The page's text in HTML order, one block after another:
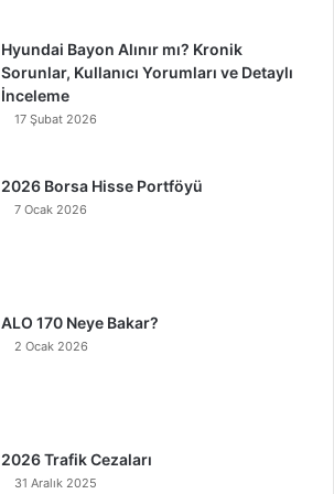
Hyundai Bayon Alınır mı? Kronik
Sorunlar, Kullanıcı Yorumları ve Detaylı
İnceleme
17 Şubat 2026
2026 Borsa Hisse Portföyü
7 Ocak 2026
ALO 170 Neye Bakar?
2 Ocak 2026
2026 Trafik Cezaları
31 Aralık 2025